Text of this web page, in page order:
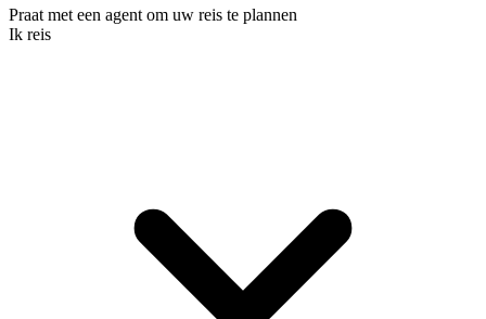
Praat met een agent om uw reis te plannen
Ik reis